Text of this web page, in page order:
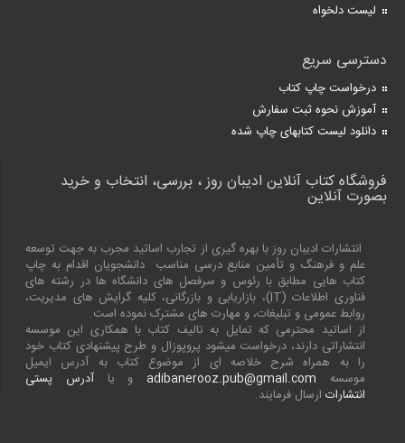
لیست دلخواه
دسترسی سریع
درخواست چاپ کتاب
آموزش نحوه ثبت سفارش
دانلود لیست کتابهای چاپ شده
فروشگاه کتاب آنلاین ادیبان روز ، بررسی، انتخاب و خرید
بصورت آنلاین
انتشارات ادیبان روز با بهره گیری از تجارب اساتید مجرب به جهت توسعه
علم و فرهنگ و تأمین منابع درسی مناسب دانشجویان اقدام به چاپ
کتاب هایی مطابق با رئوس و سرفصل های دانشگاه ها در رشته های
فناوری اطلاعات (IT)، بازاریابی و بازرگانی، کلیه گرایش های مدیریت،
روابط عمومی و تبلیغات، و مهارت های مشترک نموده است.
از اساتید محترمی که تمایل به تالیف کتاب با همکاری این موسسه
انتشاراتی دارند، درخواست میشود پروپوزال و طرح پیشنهادی کتاب خود
را به همراه شرح خلاصه ای از موضوع کتاب به آدرس ایمیل
موسسه adibanerooz.pub@gmail.comو یاآدرس پستی
انتشارات ارسال فرمایند.